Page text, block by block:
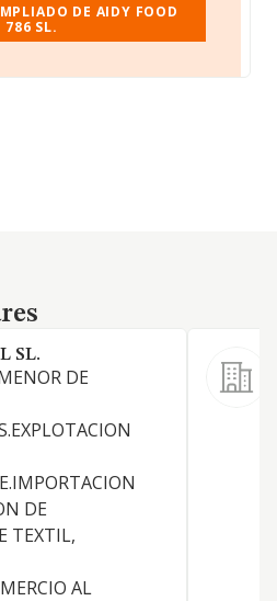
DE AIDY FOOD
786 SL.
SL.
DE
DE
TEXTIL,
AL